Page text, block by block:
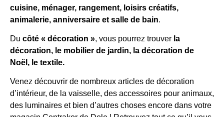
cuisine, ménager, rangement, loisirs créatifs,
animalerie, anniversaire et salle de bain.
Du côté « décoration », vous pourrez trouver la
décoration, le mobilier de jardin, la décoration de
Noël, le textile.
Venez découvrir de nombreux articles de décoration
d’intérieur, de la vaisselle, des accessoires pour animaux,
des luminaires et bien d’autres choses encore dans votre